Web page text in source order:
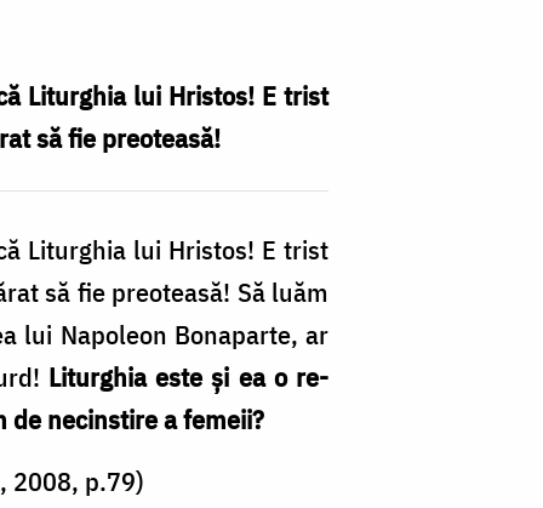
Liturghia lui Hristos! E trist
să fie preoteasă!
Liturghia lui Hristos! E trist
să fie preoteasă! Să luăm
lui Napoleon Bonaparte, ar
Liturghia este şi ea o re-
de necinstire a femeii?
2008, p.79)